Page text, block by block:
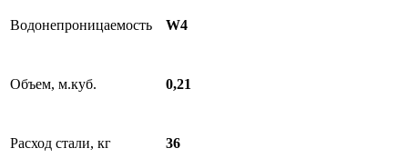
Водонепроницаемость W4
Объем, м.куб. 0,21
Расход стали, кг 36